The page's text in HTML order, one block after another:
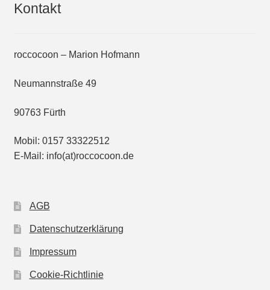
Kontakt
roccocoon – Marion Hofmann
Neumannstraße 49
90763 Fürth
Mobil: 0157 33322512
E-Mail: info(at)roccocoon.de
AGB
Datenschutzerklärung
Impressum
Cookie-Richtlinie